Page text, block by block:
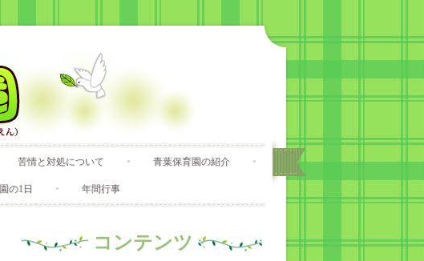
苦情と対処について 青葉保育園の紹介
園の1日 年間行事
コンテンツ